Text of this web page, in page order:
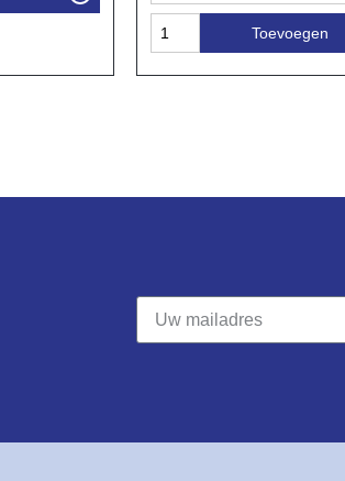
Toevoegen